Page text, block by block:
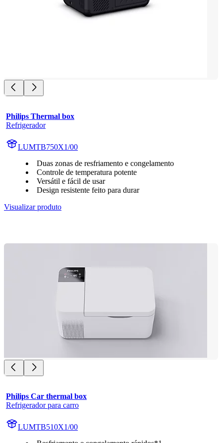
Philips Thermal box
Refrigerador
LUMTB750X1/00
Duas zonas de resfriamento e congelamento
Controle de temperatura potente
Versátil e fácil de usar
Design resistente feito para durar
Visualizar produto
Philips Car thermal box
Refrigerador para carro
LUMTB510X1/00